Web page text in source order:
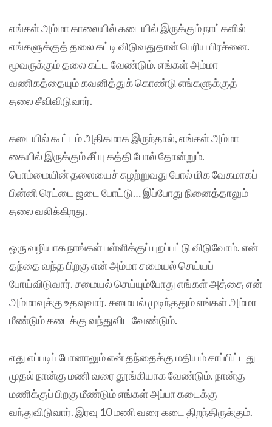
எங்கள் அம்மா காலையில் கடையில் இருக்கும் நாட்களில்
எங்களுக்குத் தலை கட்டி விடுவதுதான் பெரிய பிரச்னை.
மூவருக்கும் தலை கட்ட வேண்டும். எங்கள் அம்மா
வணிகத்தையும் கவனித்துக் கொண்டு எங்களுக்குத்
தலை சீவிவிடுவார்.
கடையில் கூட்டம் அதிகமாக இருந்தால், எங்கள் அம்மா
கையில் இருக்கும் சீப்பு கத்தி போல் தோன்றும்.
பொம்மையின் தலையைச் சுழற்றுவது போல் மிக வேகமாகப்
பின்னி ரெட்டை ஜடை போட்டு… இப்போது நினைத்தாலும்
தலை வலிக்கிறது.
ஒரு வழியாக நாங்கள் பள்ளிக்குப் புறப்பட்டு விடுவோம். என்
தந்தை வந்த பிறகு என் அம்மா சமையல் செய்யப்
போய்விடுவார். சமையல் செய்யும்போது எங்கள் அத்தை என்
அம்மாவுக்கு உதவுவார். சமையல் முடிந்ததும் எங்கள் அம்மா
மீண்டும் கடைக்கு வந்துவிட வேண்டும்.
எது எப்படிப் போனாலும் என் தந்தைக்கு மதியம் சாப்பிட்டது
முதல் நான்கு மணி வரை தூங்கியாக வேண்டும். நான்கு
மணிக்குப் பிறகு மீண்டும் எங்கள் அப்பா கடைக்கு
வந்துவிடுவார். இரவு 10 மணி வரை கடை திறந்திருக்கும்.